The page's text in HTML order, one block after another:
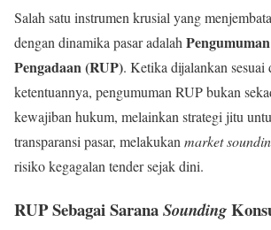
Salah satu instrumen krusial yang
dengan dinamika pasar adalah
Pengadaan (RUP). Ketika dijalankan sesuai
ketentuannya, pengumuman RUP bukan
kewajiban hukum, melainkan strategi jitu
transparansi pasar, melakukan market
risiko kegagalan tender sejak dini.
RUP Sebagai SaranaSounding